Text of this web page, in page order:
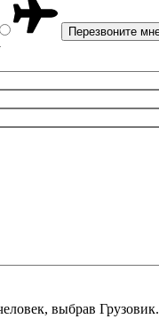
выбрав Грузовик.